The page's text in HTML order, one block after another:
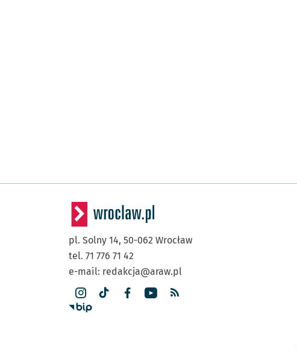
pl. Solny 14, 50-062 Wrocław
tel. 71 776 71 42
e-mail: redakcja@araw.pl